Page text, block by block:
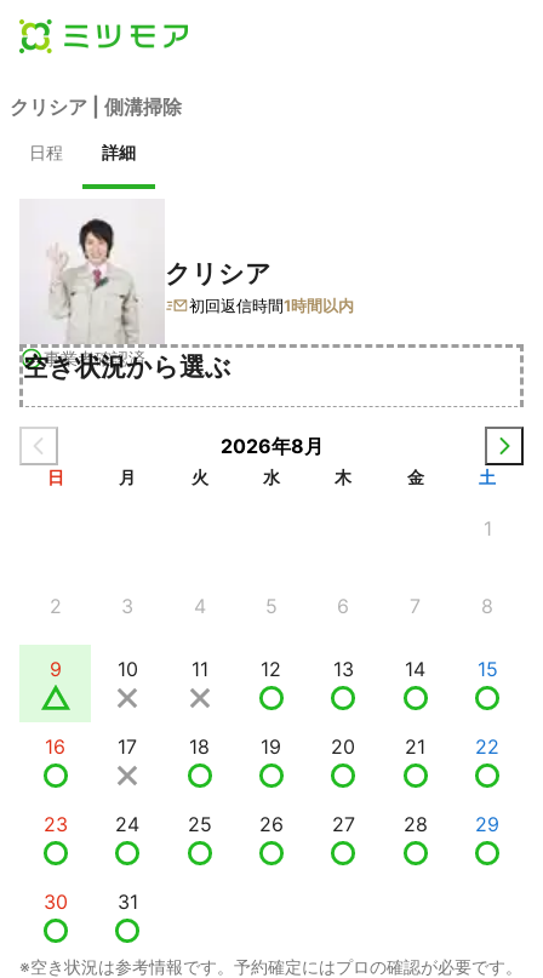
クリシア | 側溝掃除
日程 詳細
事業者確認済
クリシア
初回返信時間1時間以内
空き状況から選ぶ
2026年8月
日 月 火 水 木 金 土
1
2 3 4 5 6 7 8
9 10 11 12 13 14 15
16 17 18 19 20 21 22
23 24 25 26 27 28 29
30 31
※空き状況は参考情報です。予約確定にはプロの確認が必要です。